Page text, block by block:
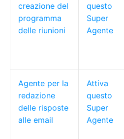
creazione del
programma
delle riunioni
questo
Super
Agente
Agente per la
redazione
delle risposte
alle email
Attiva
questo
Super
Agente